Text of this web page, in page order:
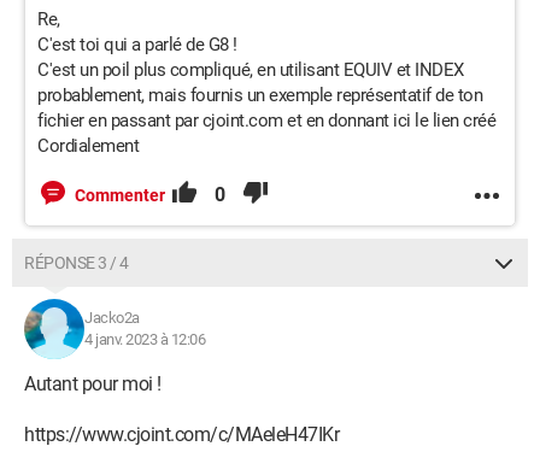
Re,
C'est toi qui a parlé de G8 !
C'est un poil plus compliqué, en utilisant EQUIV et INDEX
probablement, mais fournis un exemple représentatif de ton
fichier en passant par cjoint.com et en donnant ici le lien créé
Cordialement
Commenter 0
RÉPONSE 3 / 4
Jacko2a
4 janv. 2023 à 12:06
Autant pour moi !
https://www.cjoint.com/c/MAeleH47IKr